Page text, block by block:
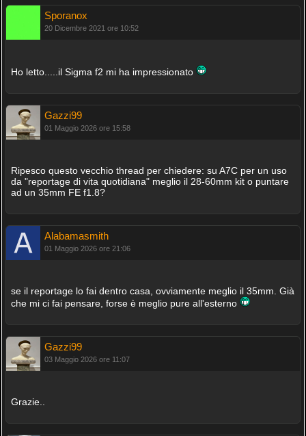
Sporanox
20 Dicembre 2021 ore 10:52
Ho letto.....il Sigma f2 mi ha impressionato
Gazzi99
01 Maggio 2026 ore 15:58
Ripesco questo vecchio thread per chiedere: su A7C per un uso
da "reportage di vita quotidiana" meglio il 28-60mm kit o puntare
ad un 35mm FE f1.8?
Alabamasmith
01 Maggio 2026 ore 21:06
se il reportage lo fai dentro casa, ovviamente meglio il 35mm. Già
che mi ci fai pensare, forse è meglio pure all'esterno
Gazzi99
03 Maggio 2026 ore 11:07
Grazie..